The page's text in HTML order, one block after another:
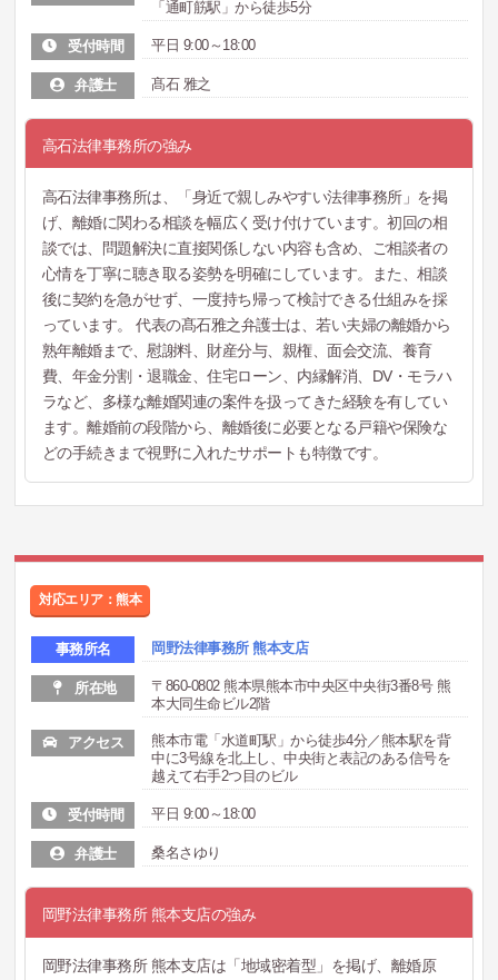
「通町筋駅」から徒歩5分
受付時間 平日 9:00～18:00
弁護士 髙石 雅之
高石法律事務所の強み
高石法律事務所は、「身近で親しみやすい法律事務所」を掲
げ、離婚に関わる相談を幅広く受け付けています。初回の相
談では、問題解決に直接関係しない内容も含め、ご相談者の
心情を丁寧に聴き取る姿勢を明確にしています。また、相談
後に契約を急がせず、一度持ち帰って検討できる仕組みを採
っています。 代表の髙石雅之弁護士は、若い夫婦の離婚から
熟年離婚まで、慰謝料、財産分与、親権、面会交流、養育
費、年金分割・退職金、住宅ローン、内縁解消、DV・モラハ
ラなど、多様な離婚関連の案件を扱ってきた経験を有してい
ます。離婚前の段階から、離婚後に必要となる戸籍や保険な
どの手続きまで視野に入れたサポートも特徴です。
対応エリア：熊本
事務所名 岡野法律事務所 熊本支店
所在地
〒860-0802 熊本県熊本市中央区中央街3番8号 熊
本大同生命ビル2階
アクセス
熊本市電「水道町駅」から徒歩4分／熊本駅を背
中に3号線を北上し、中央街と表記のある信号を
越えて右手2つ目のビル
受付時間 平日 9:00～18:00
弁護士 桑名さゆり
岡野法律事務所 熊本支店の強み
岡野法律事務所 熊本支店は「地域密着型」を掲げ、離婚原